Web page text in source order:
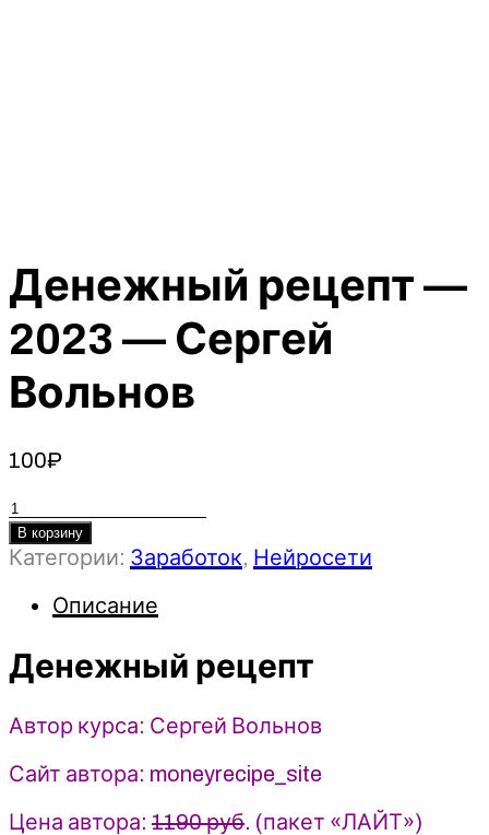
Денежный рецепт —
2023 — Сергей
Вольнов
100₽
Количество
товара
Денежный
-
Сергей
В корзину
Категории: Заработок, Нейросети
Описание
Денежный рецепт
Автор курса: Сергей Вольнов
Сайт автора: moneyrecipe_site
Цена автора: 1190 руб. (пакет «ЛАЙТ»)